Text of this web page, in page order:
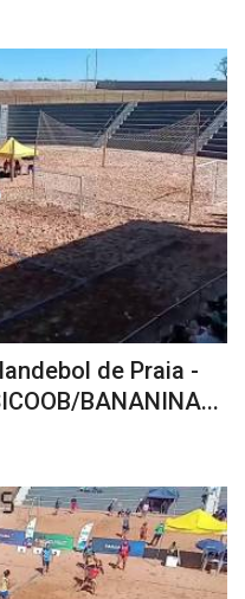
de Praia -
BANANINA...